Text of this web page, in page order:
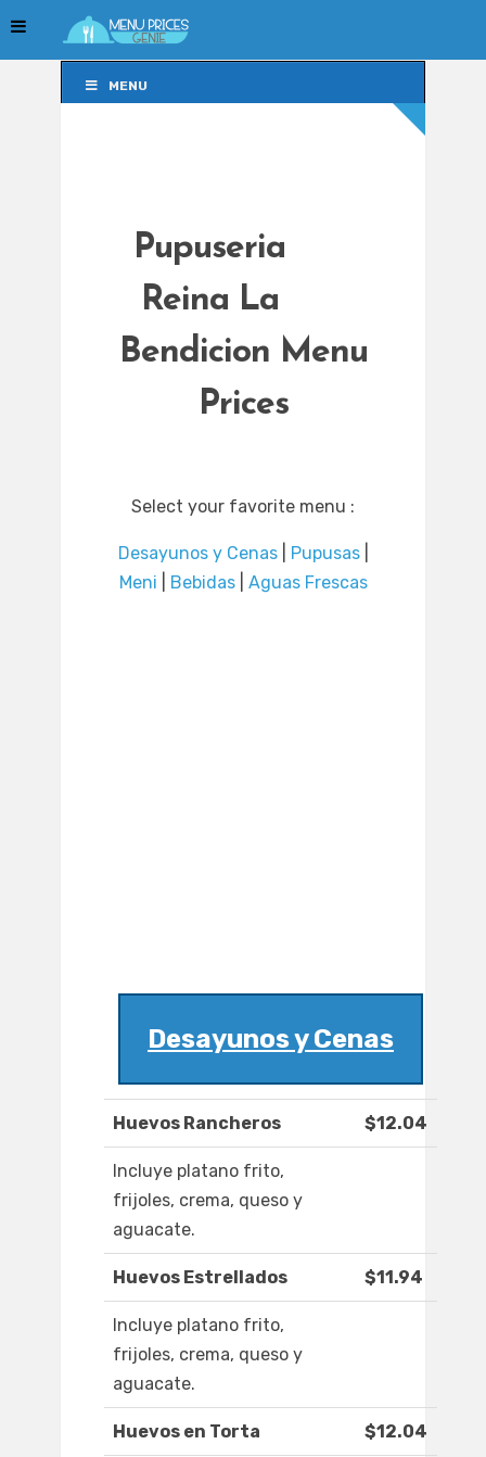
MENU
Pupuseria
Reina La
Bendicion Menu
Prices
Select your favorite menu :
Desayunos y Cenas| Pupusas|
Meni
Bebidas| Aguas Frescas
Desayunos y Cenas
Huevos Rancheros $12.04
Incluye platano frito,
frijoles, crema, queso y
aguacate.
Huevos Estrellados $11.94
Incluye platano frito,
frijoles, crema, queso y
aguacate.
Huevos en Torta $12.04